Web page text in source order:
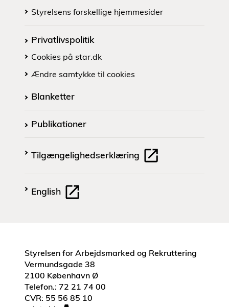
Styrelsens forskellige hjemmesider
Privatlivspolitik
Cookies på star.dk
Ændre samtykke til cookies
Blanketter
Publikationer
Tilgængelighedserklæring
English
Styrelsen for Arbejdsmarked og Rekruttering
Vermundsgade 38
2100 København Ø
Telefon.: 72 21 74 00
CVR: 55 56 85 10